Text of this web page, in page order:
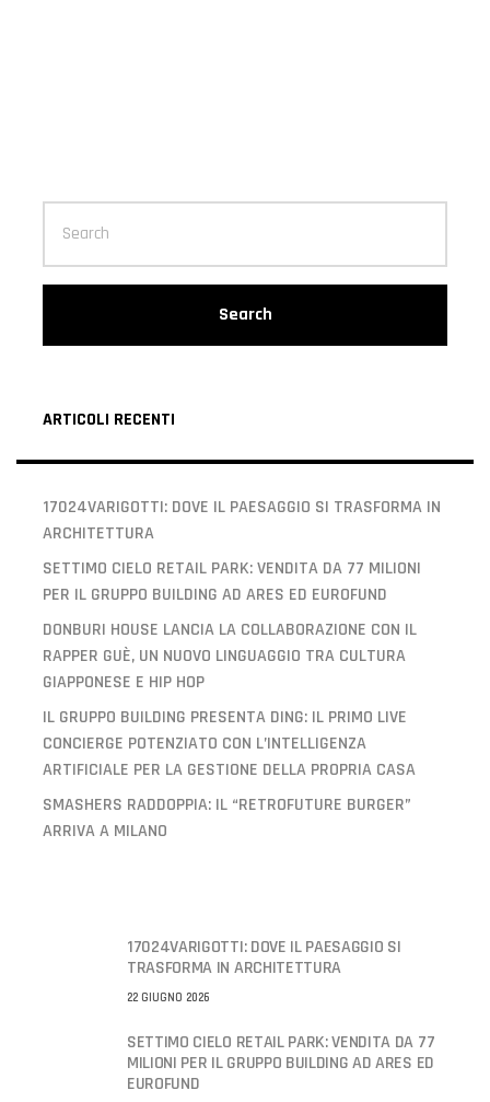
Search
ARTICOLI RECENTI
17024VARIGOTTI: DOVE IL PAESAGGIO SI TRASFORMA IN
ARCHITETTURA
SETTIMO CIELO RETAIL PARK: VENDITA DA 77 MILIONI
PER IL GRUPPO BUILDING AD ARES ED EUROFUND
DONBURI HOUSE LANCIA LA COLLABORAZIONE CON IL
RAPPER GUÈ, UN NUOVO LINGUAGGIO TRA CULTURA
GIAPPONESE E HIP HOP
IL GRUPPO BUILDING PRESENTA DING: IL PRIMO LIVE
CONCIERGE POTENZIATO CON L’INTELLIGENZA
ARTIFICIALE PER LA GESTIONE DELLA PROPRIA CASA
SMASHERS RADDOPPIA: IL “RETROFUTURE BURGER”
ARRIVA A MILANO
17024VARIGOTTI: DOVE IL PAESAGGIO SI
TRASFORMA IN ARCHITETTURA
22 GIUGNO 2026
SETTIMO CIELO RETAIL PARK: VENDITA DA 77
MILIONI PER IL GRUPPO BUILDING AD ARES ED
EUROFUND